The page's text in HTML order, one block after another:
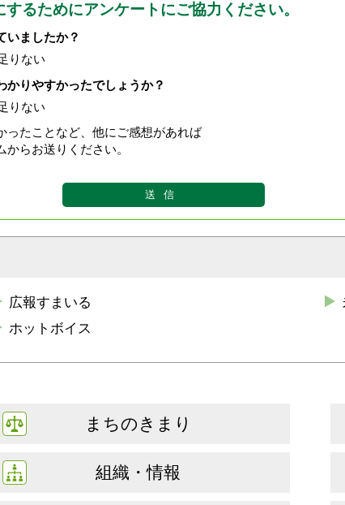
るためにアンケートにご協力ください。
いましたか？
りない
かりやすかったでしょうか？
りない
ったことなど、他にご感想があれば
らお送りください。
広報すまいる
ホットボイス
まちのきまり
組織・情報